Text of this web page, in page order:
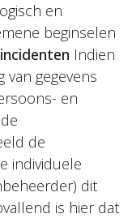
en
beginselen
Indien
van gegevens
en
de
individuele
dit
is hier dat